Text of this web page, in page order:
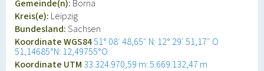
Gemeinde(n): Borna
Kreis(e): Leipzig
Bundesland:Sachsen
Koordinate WGS8451° 08′ 48,65″ N: 12° 29′ 51,17″ O
51,14685°N: 12,49755°O
Koordinate UTM 33.324.970,59 m: 5.669.132,47 m